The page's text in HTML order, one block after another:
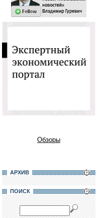
Обзоры
АРХИВ
ПОИСК